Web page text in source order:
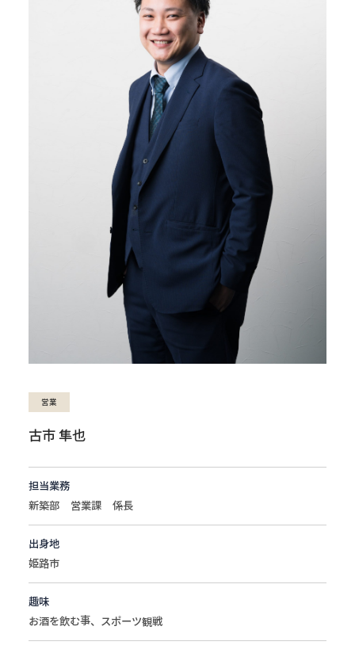
営業
古市 隼也
担当業務
新築部 営業課 係長
出身地
姫路市
趣味
お酒を飲む事、スポーツ観戦